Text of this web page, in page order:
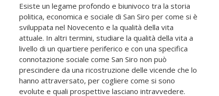
Esiste un legame profondo e biunivoco tra la storia
politica, economica e sociale di San Siro per come si è
sviluppata nel Novecento e la qualità della vita
attuale. In altri termini, studiare la qualità della vita a
livello di un quartiere periferico e con una specifica
connotazione sociale come San Siro non può
prescindere da una ricostruzione delle vicende che lo
hanno attraversato, per cogliere come si sono
evolute e quali prospettive lasciano intravvedere.